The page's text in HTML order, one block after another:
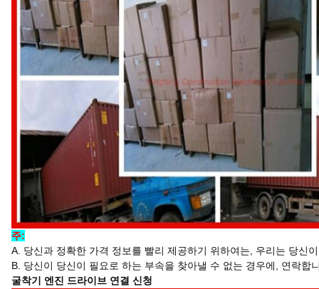
주:
A. 당신과 정확한 가격 정보를 빨리 제공하기 위하여는, 우리는 당신
B. 당신이 당신이 필요로 하는 부속을 찾아낼 수 없는 경우에, 연락합
굴착기 엔진 드라이브 연결 신청